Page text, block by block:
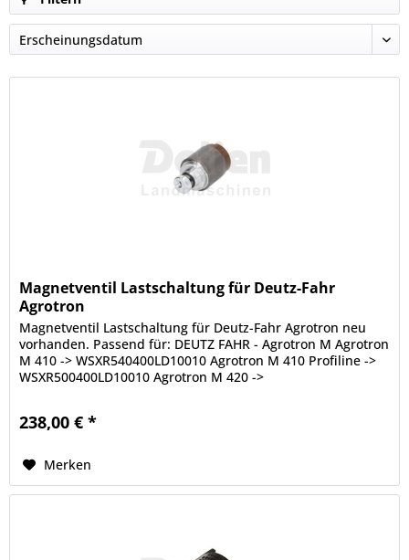
Magnetventil Lastschaltung für Deutz-Fahr
Agrotron
Magnetventil Lastschaltung für Deutz-Fahr Agrotron neu
vorhanden. Passend für: DEUTZ FAHR - Agrotron M Agrotron
M 410 -> WSXR540400LD10010 Agrotron M 410 Profiline ->
WSXR500400LD10010 Agrotron M 420 ->
238,00 € *
Merken